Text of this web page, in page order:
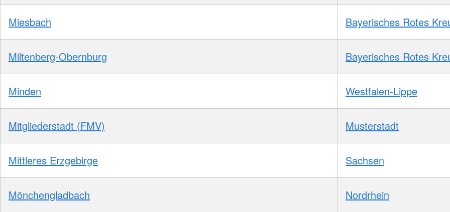
Miesbach Bayerisches Rotes
Miltenberg-Obernburg Bayerisches Rotes
Minden Westfalen-Lippe
Mitgliederstadt (FMV) Musterstadt
Mittleres Erzgebirge Sachsen
Mönchengladbach Nordrhein